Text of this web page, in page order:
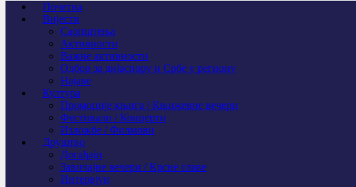
Почетна
Вијести
Саопштења
Активности
Важне активности
Одбор за дијаспору и Србе у региону
Најаве
Култура
Промоције књига / Књижевне вечери
Фестивали / Концерти
Изложбе / Филмови
Друштво
Догађаји
Завичајне вечери / Крсне славе
Интервјуи